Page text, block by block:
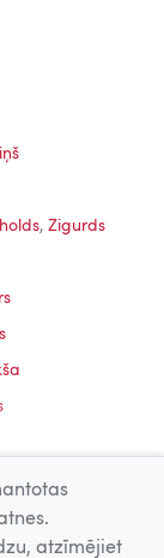
, Zigurds
Uz augšu
atzīmējiet